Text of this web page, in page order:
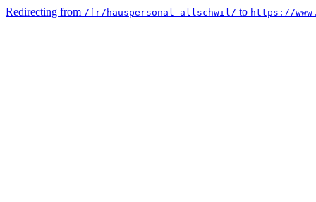
Redirecting from /fr/hauspersonal-allschwil/ to https://